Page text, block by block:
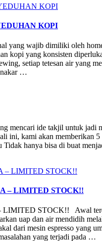
KOPI
yang wajib dimiliki oleh
kopi yang konsisten
setiap tetesan air yang
…
ide takjil untuk jadi
ini, kami akan memberikan
hanya bisa di buat
– LIMITED STOCK!!
STOCK!! Awal
uap dan air mendidih
dari mesin espresso yang
yang terjadi pada …